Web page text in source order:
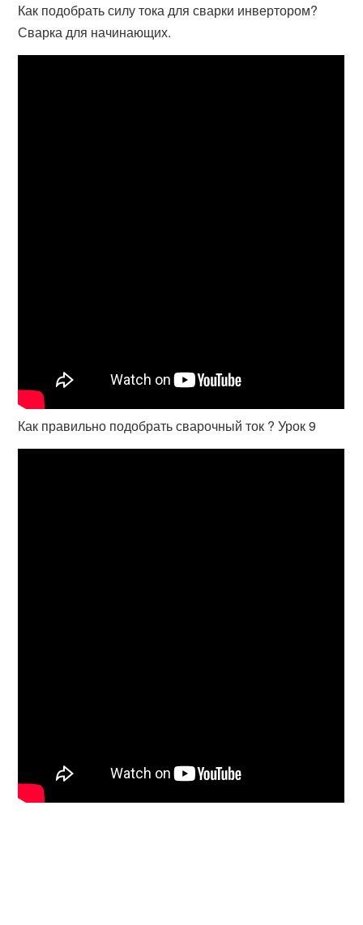
Как подобрать силу тока для сварки инвертором?
Сварка для начинающих.
Как правильно подобрать сварочный ток ? Урок 9